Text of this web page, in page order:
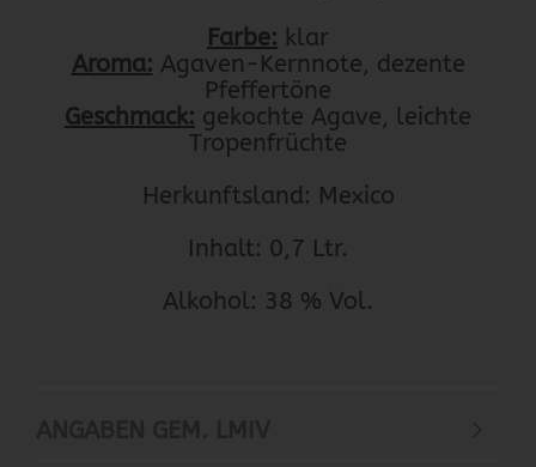
Farbe: klar
Aroma: Agaven-Kernnote, dezente
Pfeffertöne
Geschmack: gekochte Agave, leichte
Tropenfrüchte
Herkunftsland: Mexico
Inhalt: 0,7 Ltr.
Alkohol: 38 % Vol.